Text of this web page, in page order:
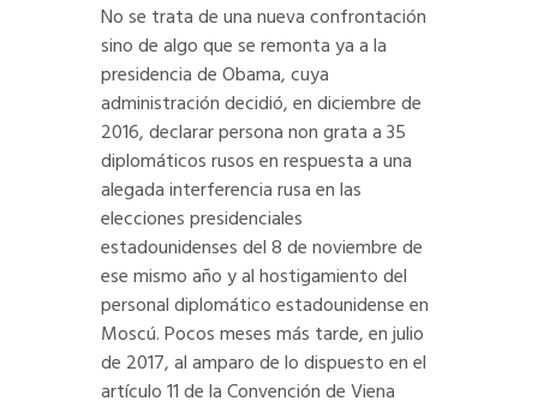
No se trata de una nueva confrontación
sino de algo que se remonta ya a la
presidencia de Obama, cuya
administración decidió, en diciembre de
2016, declarar persona non grata a 35
diplomáticos rusos en respuesta a una
alegada interferencia rusa en las
elecciones presidenciales
estadounidenses del 8 de noviembre de
ese mismo año y al hostigamiento del
personal diplomático estadounidense en
Moscú. Pocos meses más tarde, en julio
de 2017, al amparo de lo dispuesto en el
artículo 11 de la Convención de Viena